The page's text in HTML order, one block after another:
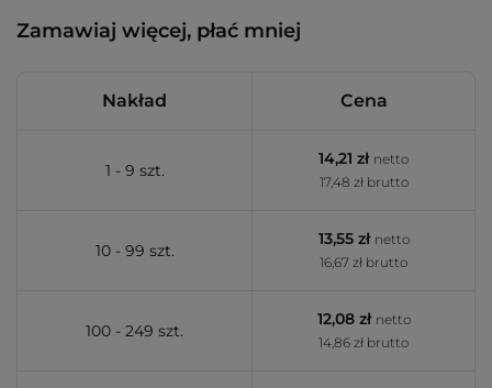
Zamawiaj więcej, płać mniej
Nakład Cena
1 - 9 szt.
14,21 zł netto
17,48 zł brutto
10 - 99 szt.
13,55 zł netto
16,67 zł brutto
100 - 249 szt.
12,08 zł netto
14,86 zł brutto